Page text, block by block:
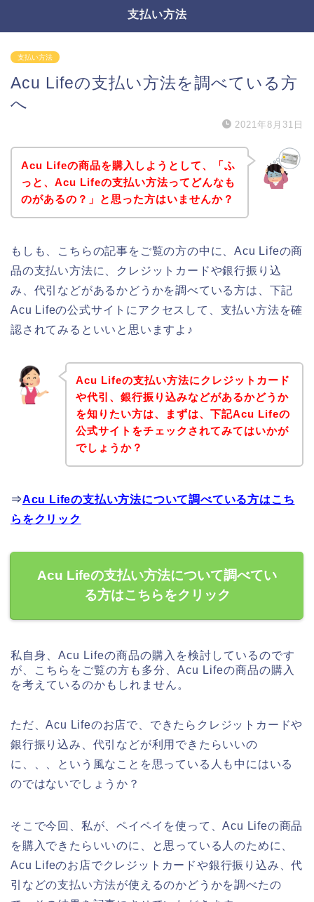
支払い方法
支払い方法
Acu Lifeの支払い方法を調べている方
へ
2021年8月31日
Acu Lifeの商品を購入しようとして、「ふ
っと、Acu Lifeの支払い方法ってどんなも
のがあるの？」と思った方はいませんか？
もしも、こちらの記事をご覧の方の中に、Acu Lifeの商
品の支払い方法に、クレジットカードや銀行振り込
み、代引などがあるかどうかを調べている方は、下記
Acu Lifeの公式サイトにアクセスして、支払い方法を確
認されてみるといいと思いますよ♪
Acu Lifeの支払い方法にクレジットカード
や代引、銀行振り込みなどがあるかどうか
を知りたい方は、まずは、下記Acu Lifeの
公式サイトをチェックされてみてはいかが
でしょうか？
⇒Acu Lifeの支払い方法について調べている方はこち
らをクリック
Acu Lifeの支払い方法について調べてい
る方はこちらをクリック
私自身、Acu Lifeの商品の購入を検討しているのです
が、こちらをご覧の方も多分、Acu Lifeの商品の購入
を考えているのかもしれません。
ただ、Acu Lifeのお店で、できたらクレジットカードや
銀行振り込み、代引などが利用できたらいいの
に、、、という風なことを思っている人も中にはいる
のではないでしょうか？
そこで今回、私が、ペイペイを使って、Acu Lifeの商品
を購入できたらいいのに、と思っている人のために、
Acu Lifeのお店でクレジットカードや銀行振り込み、代
引などの支払い方法が使えるのかどうかを調べたの